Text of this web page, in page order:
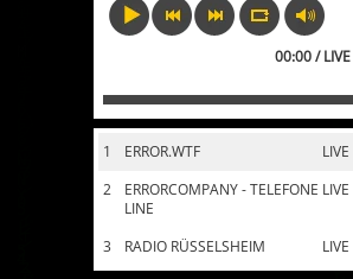
00:00 / LIVE
1 LIVE
ERROR.WTF
2
LIVE
ERRORCOMPANY - TELEFONE
LINE
3
LIVE
RADIO RÜSSELSHEIM